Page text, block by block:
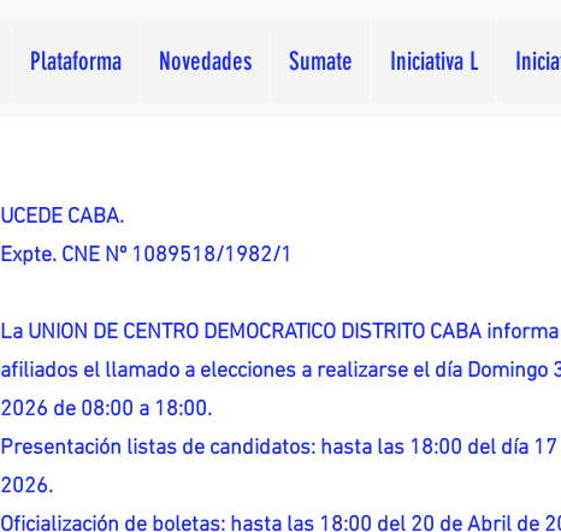
Plataforma Novedades Sumate Iniciativa L
UCEDE CABA.
Expte. CNE Nº 1089518/1982/1
La UNION DE CENTRO DEMOCRATICO DISTRITO CABA
afiliados el llamado a elecciones a realizarse el día Domingo
2026 de 08:00 a 18:00.
Presentación listas de candidatos: hasta las 18:00 del día
2026.
Oficialización de boletas: hasta las 18:00 del 20 de Abril de